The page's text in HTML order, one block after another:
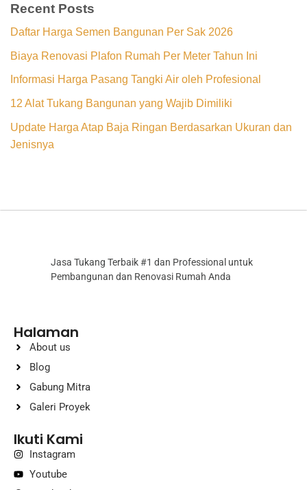
Recent Posts
Daftar Harga Semen Bangunan Per Sak 2026
Biaya Renovasi Plafon Rumah Per Meter Tahun Ini
Informasi Harga Pasang Tangki Air oleh Profesional
12 Alat Tukang Bangunan yang Wajib Dimiliki
Update Harga Atap Baja Ringan Berdasarkan Ukuran dan
Jenisnya
Jasa Tukang Terbaik #1 dan Professional untuk
Pembangunan dan Renovasi Rumah Anda
Halaman
About us
Blog
Gabung Mitra
Galeri Proyek
Ikuti Kami
Instagram
Youtube